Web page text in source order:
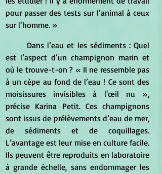
pour passer des tests sur l’animal à ceux
sur l’homme. »
est l’aspect d’un champignon marin et
où le trouve-t-on ? « Il ne ressemble pas
à un cèpe au fond de l’eau ! Ce sont des
moisissures invisibles à l'œil nu »,
précise Karina Petit. Ces champignons
sont issus de prélèvements d’eau de mer,
de sédiments et de coquillages.
L’avantage est leur mise en culture facile.
Ils peuvent être reproduits en laboratoire
à grande échelle, sans endommager les